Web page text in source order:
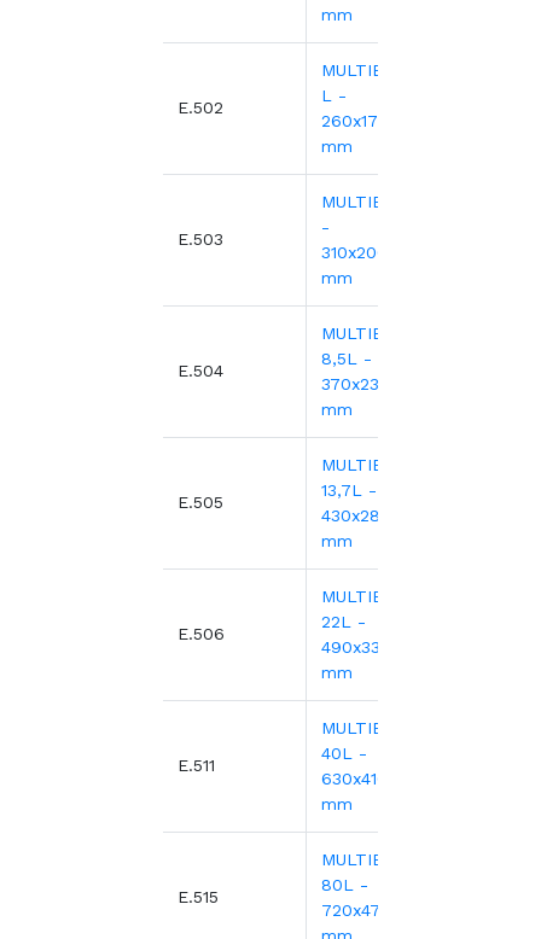
mm
E.502
MULTIBOX - 3
L -
260x170xH100
mm
E.503
MULTIBOX - 5L
-
310x200xH140
mm
E.504
MULTIBOX -
8,5L -
370x230xH160
mm
E.505
MULTIBOX -
13,7L -
430x280xH180
mm
E.506
MULTIBOX -
22L -
490x330xH210
mm
E.511
MULTIBOX -
40L -
630x410xH270
mm
E.515
MULTIBOX -
80L -
720x470xH360